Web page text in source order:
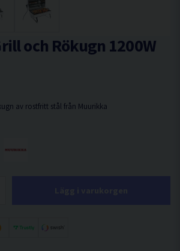
och Rökugn 1200W
av rostfritt stål från Muurikka